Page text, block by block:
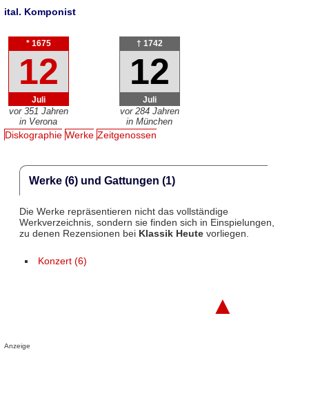
ital. Komponist
* 1675
12
Juli
vor 351 Jahren
in Verona
† 1742
12
Juli
vor 284 Jahren
in München
Diskographie Werke Zeitgenossen
Werke (6) und Gattungen (1)
Die Werke repräsentieren nicht das vollständige
Werkverzeichnis, sondern sie finden sich in Einspielungen,
zu denen Rezensionen bei Klassik Heutevorliegen.
Konzert (6)
▲
Anzeige